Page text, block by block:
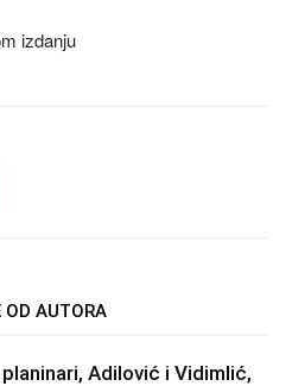
izdanju
OD AUTORA
Adilović i Vidimlić,